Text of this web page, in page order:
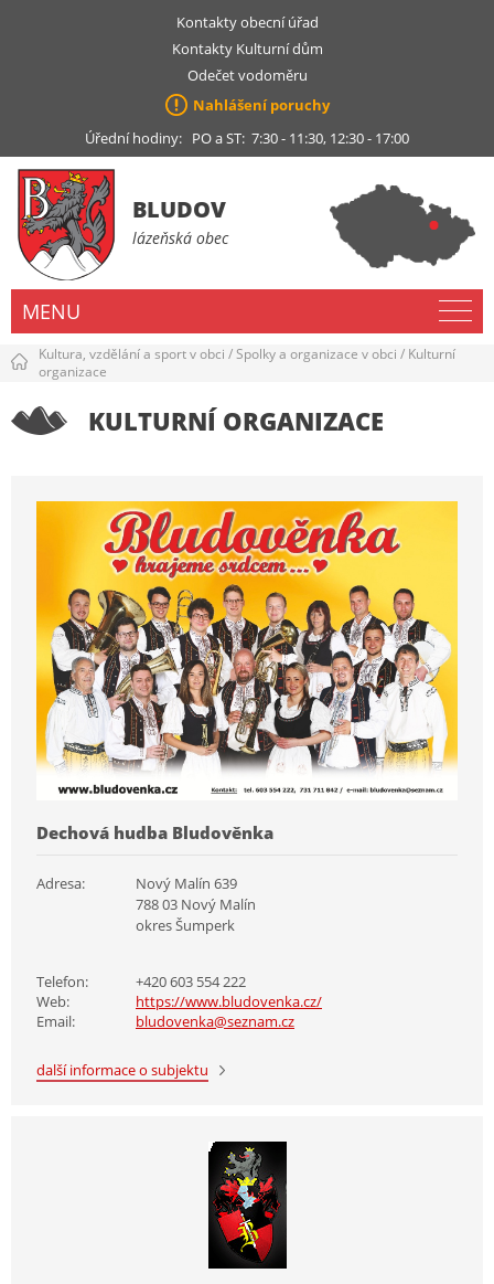
Kontakty obecní úřad
Kontakty Kulturní dům
Odečet vodoměru
Nahlášení poruchy
Úřední hodiny: PO a ST: 7:30 - 11:30, 12:30 - 17:00
BLUDOV
lázeňská obec
MENU
Kultura, vzdělání a sport v obci /Spolky a organizace v obci / Kulturní
organizace
KULTURNÍ ORGANIZACE
Dechová hudba Bludověnka
Adresa:
Nový Malín 639
788 03 Nový Malín
okres Šumperk
Telefon:
+420 603 554 222
Web:
https://www.bludovenka.cz/
Email:
bludovenka@seznam.cz
další informace o subjektu